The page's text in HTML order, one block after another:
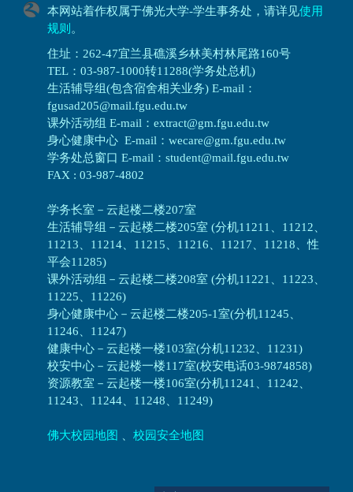
本网站着作权属于佛光大学-学生事务处，请详见使用
规则 。
住址：262-47宜兰县礁溪乡林美村林尾路160号
TEL：03-987-1000转11288(学务处总机)
生活辅导组(包含宿舍相关业务) E-mail：
fgusad205@mail.fgu.edu.tw
课外活动组 E-mail：extract@gm.fgu.edu.tw
身心健康中心 E-mail：wecare@gm.fgu.edu.tw
学务处总窗口 E-mail：student@mail.fgu.edu.tw
FAX : 03-987-4802
学务长室－云起楼二楼207室
生活辅导组 － 云起楼二楼205室 (分机11211、11212、
11213、11214、11215、11216、11217、11218、性
平会11285)
课外活动组 － 云起楼二楼208室 (分机11221、11223、
11225、11226)
身心健康中心 － 云起楼二楼205-1室(分机11245、
11246、11247)
健康中心－ 云起楼一楼103室(分机11232、11231)
校安中心－ 云起楼一楼117室(校安电话03-9874858)
资源教室 － 云起楼一楼106室(分机11241、11242、
11243、11244、11248、11249)
佛大校园地图 校园安全地图